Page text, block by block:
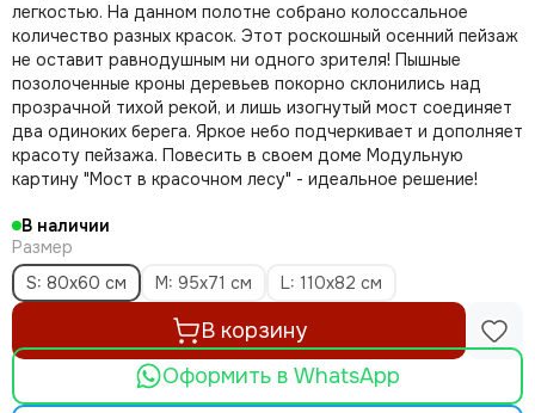
легкостью. На данном полотне собрано колоссальное
количество разных красок. Этот роскошный осенний пейзаж
не оставит равнодушным ни одного зрителя! Пышные
позолоченные кроны деревьев покорно склонились над
прозрачной тихой рекой, и лишь изогнутый мост соединяет
два одиноких берега. Яркое небо подчеркивает и дополняет
красоту пейзажа. Повесить в своем доме Модульную
картину "Мост в красочном лесу" - идеальное решение!
В наличии
Размер
S: 80x60 см
M: 95х71 см L: 110х82 см
В корзину
Оформить в WhatsApp